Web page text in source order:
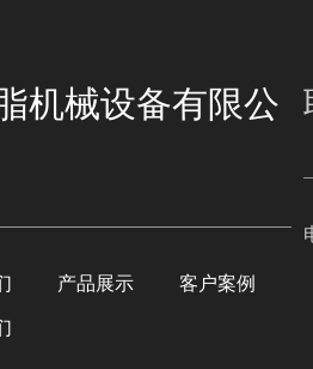
机械设备有限公
产品展示 客户案例